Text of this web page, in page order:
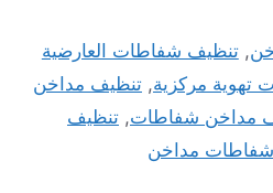
,تنظيف شفاطات العارضية
تهوية مركزية, تنظيف مداخن
مداخن شفاطات, تنظيف
مداخن